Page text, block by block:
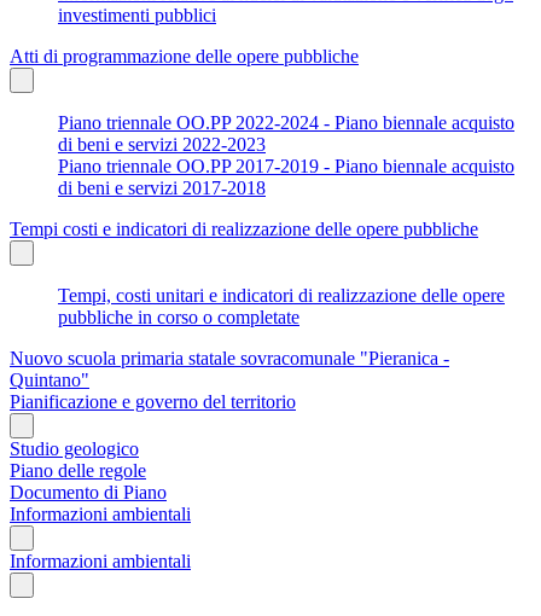
investimenti pubblici
Atti di programmazione delle opere pubbliche
Piano triennale OO.PP 2022-2024 - Piano biennale acquisto
di beni e servizi 2022-2023
Piano triennale OO.PP 2017-2019 - Piano biennale acquisto
di beni e servizi 2017-2018
Tempi costi e indicatori di realizzazione delle opere pubbliche
Tempi, costi unitari e indicatori di realizzazione delle opere
pubbliche in corso o completate
Nuovo scuola primaria statale sovracomunale "Pieranica -
Quintano"
Pianificazione e governo del territorio
Studio geologico
Piano delle regole
Documento di Piano
Informazioni ambientali
Informazioni ambientali